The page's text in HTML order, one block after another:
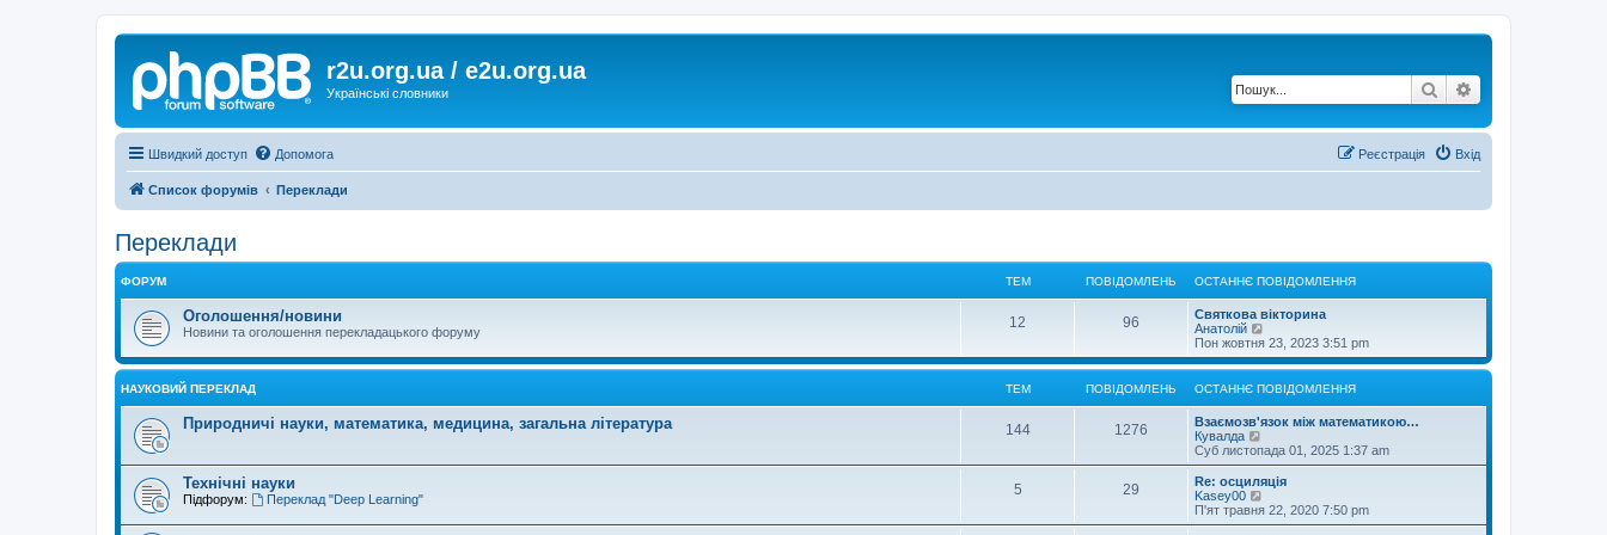
r2u.org.ua / e2u.org.ua
Українські словники Пошук
Швидкий доступ Допомога Вхід
Реєстрація
Список форумів Переклади
Переклади
ФОРУМ ТЕМ ПОВІДОМЛЕНЬ ОСТАННЄ ПОВІДОМЛЕННЯ
Оголошення/новини
Новини та оголошення перекладацького форуму
12
м
96
в
О
с
т
а
н
н
о
в
і
д
о
м
л
е
Святкова вікторина
Анатолій
е
р
е
г
н
т
и
о
т
а
Пон жовтня 23, 2023 3:51 pm
НАУКОВИЙ ПЕРЕКЛАД ТЕМ ПОВІДОМЛЕНЬ ОСТАННЄ ПОВІДОМЛЕННЯ
Природничі науки, математика, медицина, загальна література 144Т
1276
і
О
с
т
а
н
н
є
Взаємозв'язок між математикою…
Кувалда
е
р
е
л
Суб листопада 01, 2025 1:37 am
Технічні науки
Підфорум: Переклад "Deep Learning"
5Т
29
О
с
т
а
Re: осциляція
Kasey00
е
р
П'ят травня 22, 2020 7:50 pm